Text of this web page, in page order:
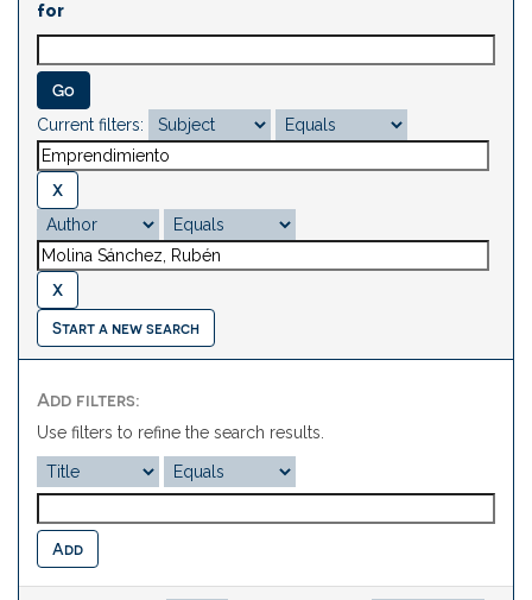
for
Current filters:
Start a new search
Add filters:
Use filters to refine the search results.